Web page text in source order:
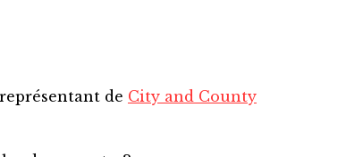
de City and County